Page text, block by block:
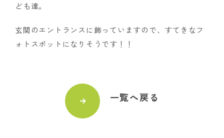
ども達。
玄関のエントランスに飾っていますので、すてきなフ
ォトスポットになりそうです！！
一覧へ戻る